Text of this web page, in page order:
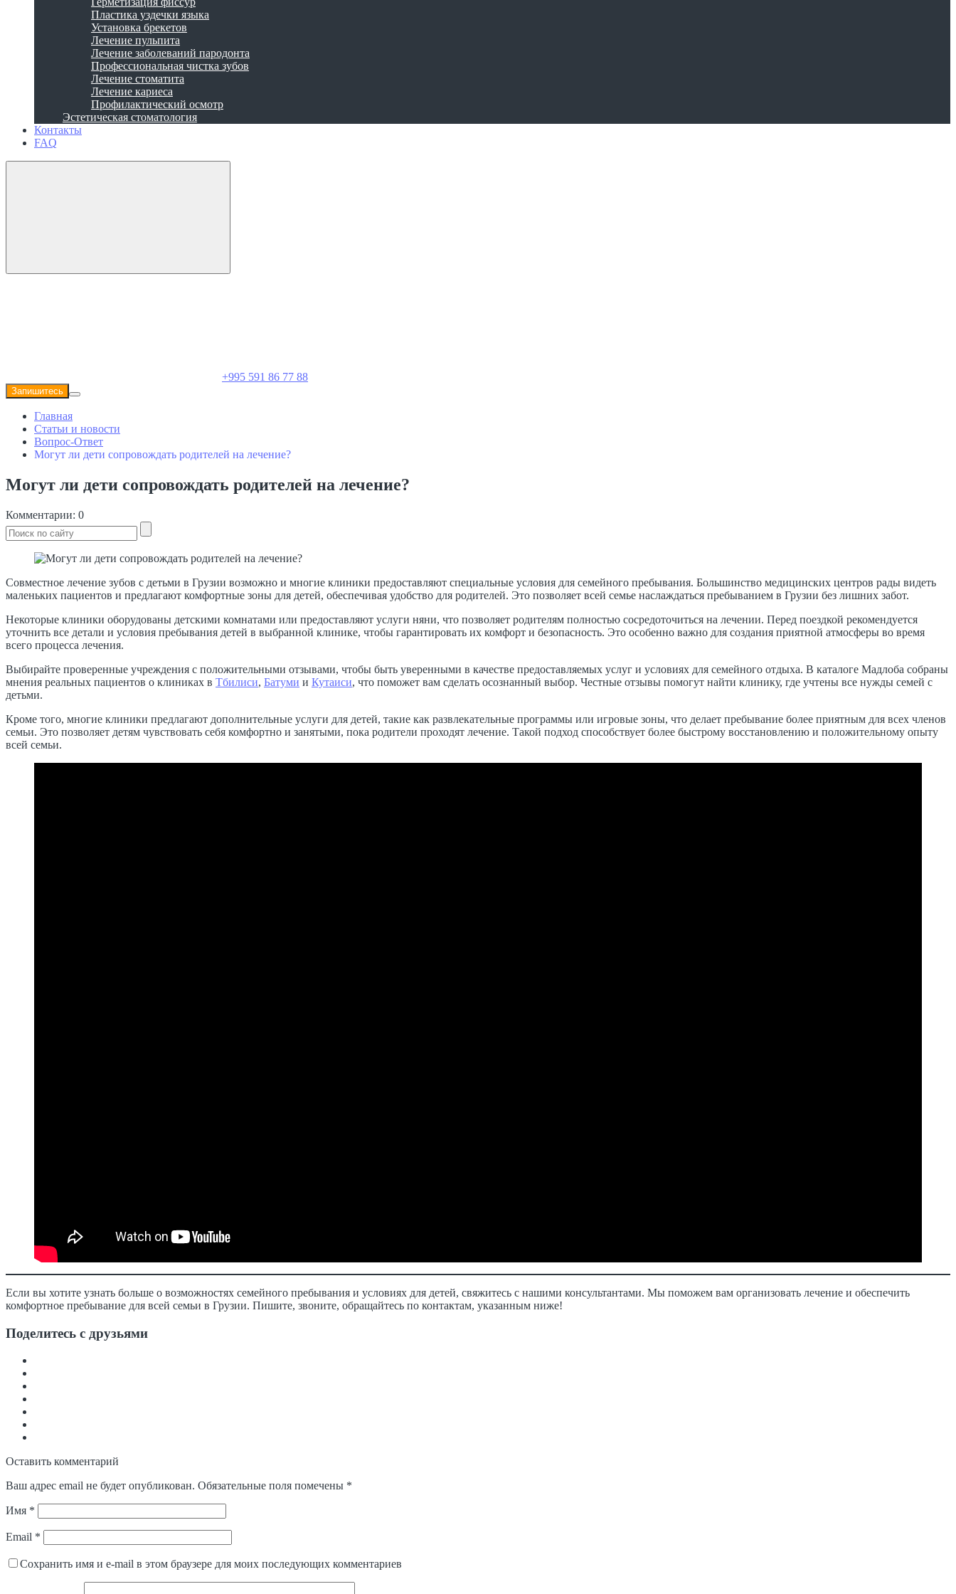
Пластика уздечки языка
Установка брекетов
Лечение пульпита
Лечение заболеваний пародонта
Профессиональная чистка зубов
Лечение стоматита
Лечение кариеса
Профилактический осмотр
Эстетическая стоматология
Контакты
FAQ
+995 591 86 77 88
Запишитесь
Главная
Статьи и новости
Вопрос-Ответ
Могут ли дети сопровождать родителей на лечение?
Могут ли дети сопровождать родителей на лечение?
Комментарии: 0
Совместное лечение зубов с детьми в Грузии возможно и многие клиники предоставляют специальные условия для семейного пребывания. Большинство медицинских центров рады видеть
маленьких пациентов и предлагают комфортные зоны для детей, обеспечивая удобство для родителей. Это позволяет всей семье наслаждаться пребыванием в Грузии без лишних забот.
Некоторые клиники оборудованы детскими комнатами или предоставляют услуги няни, что позволяет родителям полностью сосредоточиться на лечении. Перед поездкой рекомендуется
уточнить все детали и условия пребывания детей в выбранной клинике, чтобы гарантировать их комфорт и безопасность. Это особенно важно для создания приятной атмосферы во время
всего процесса лечения.
Выбирайте проверенные учреждения с положительными отзывами, чтобы быть уверенными в качестве предоставляемых услуг и условиях для семейного отдыха. В каталоге Мадлоба собраны
мнения реальных пациентов о клиниках в Тбилиси, Батуми и Кутаиси, что поможет вам сделать осознанный выбор. Честные отзывы помогут найти клинику, где учтены все нужды семей с
детьми.
Кроме того, многие клиники предлагают дополнительные услуги для детей, такие как развлекательные программы или игровые зоны, что делает пребывание более приятным для всех членов
семьи. Это позволяет детям чувствовать себя комфортно и занятыми, пока родители проходят лечение. Такой подход способствует более быстрому восстановлению и положительному опыту
всей семьи.
Если вы хотите узнать больше о возможностях семейного пребывания и условиях для детей, свяжитесь с нашими консультантами. Мы поможем вам организовать лечение и обеспечить
комфортное пребывание для всей семьи в Грузии. Пишите, звоните, обращайтесь по контактам, указанным ниже!
Поделитесь с друзьями
Оставить комментарий
Ваш адрес email не будет опубликован. Обязательные поля помечены *
Имя *
Email *
Сохранить имя и e-mail в этом браузере для моих последующих комментариев